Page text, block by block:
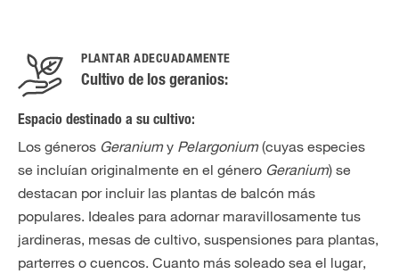
PLANTAR ADECUADAMENTE
Cultivo de los geranios:
Espacio destinado a su cultivo:
Los géneros Geraniumy Pelargonium(cuyas especies
se incluían originalmente en el género Geranium) se
destacan por incluir las plantas de balcón más
populares. Ideales para adornar maravillosamente tus
jardineras, mesas de cultivo, suspensiones para plantas,
parterres o cuencos. Cuanto más soleado sea el lugar,